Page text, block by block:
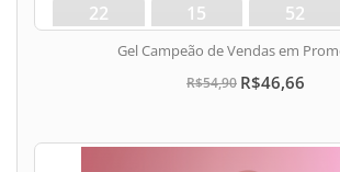
22
dias
15
hora
52
min
Gel Campeão de Vendas em
R$54,90 R$46,66